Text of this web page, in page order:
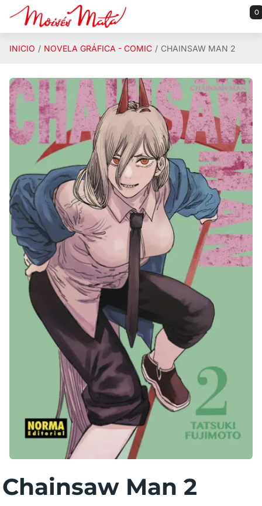
Saltar al contenido principal 0
INICIO NOVELA GRÁFICA - COMIC CHAINSAW MAN 2
Chainsaw Man 2